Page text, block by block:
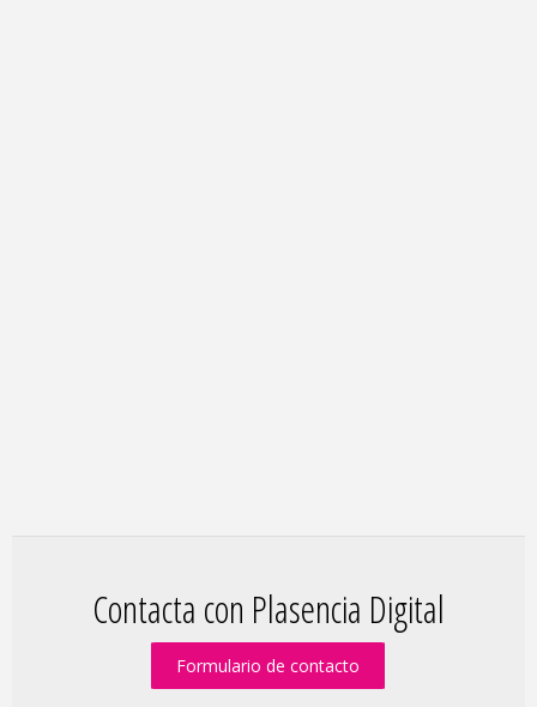
Contacta con Plasencia Digital
Formulario de contacto